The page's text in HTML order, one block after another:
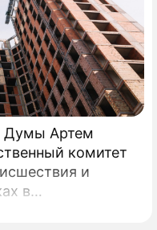
Думы Артем
комитет
и
в